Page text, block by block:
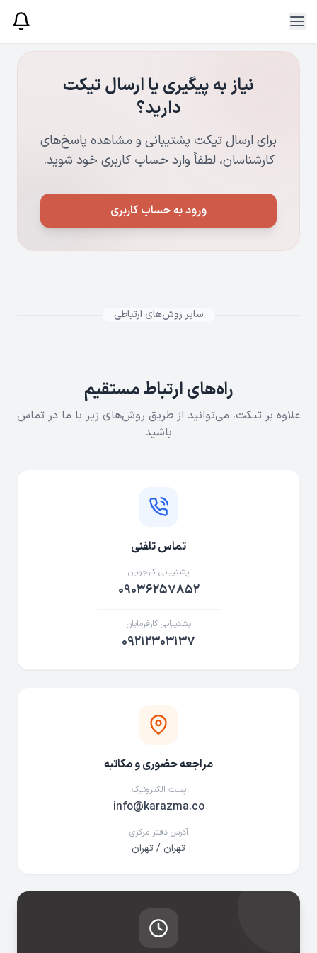
نیاز به پیگیری یا ارسال تیکت
دارید؟
برای ارسال تیکت پشتیبانی و مشاهده پاسخ‌های
کارشناسان، لطفاً وارد حساب کاربری خود شوید.
ورود به حساب کاربری
سایر روش‌های ارتباطی
راه‌های ارتباط مستقیم
علاوه بر تیکت، می‌توانید از طریق روش‌های زیر با ما در تماس
باشید
تماس تلفنی
پشتیبانی کارجویان
۰۹۰۳۶۲۵۷۸۵۲
پشتیبانی کارفرمایان
۰۹۲۱۲۳۰۳۱۳۷
مراجعه حضوری و مکاتبه
پست الکترونیک
info@karazma.co
آدرس دفتر مرکزی
تهران / تهران